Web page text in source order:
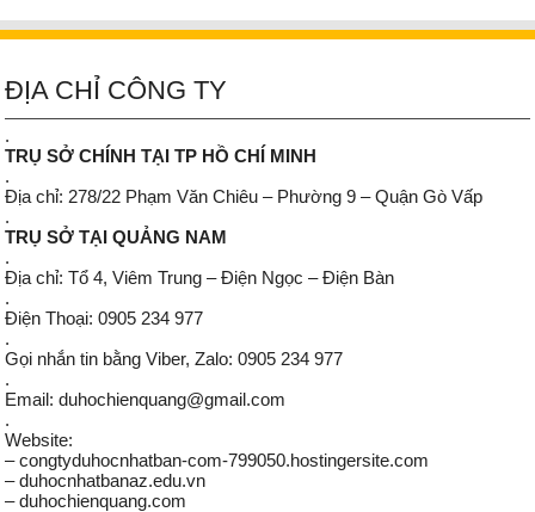
ĐỊA CHỈ CÔNG TY
.
TRỤ SỞ CHÍNH TẠI TP HỒ CHÍ MINH
.
Địa chỉ: 278/22 Phạm Văn Chiêu – Phường 9 – Quận Gò Vấp
.
TRỤ SỞ TẠI QUẢNG NAM
.
Địa chỉ: Tổ 4, Viêm Trung – Điện Ngọc – Điện Bàn
.
Điện Thoại: 0905 234 977
.
Gọi nhắn tin bằng Viber, Zalo: 0905 234 977
.
Email: duhochienquang@gmail.com
.
Website:
– congtyduhocnhatban-com-799050.hostingersite.com
– duhocnhatbanaz.edu.vn
– duhochienquang.com